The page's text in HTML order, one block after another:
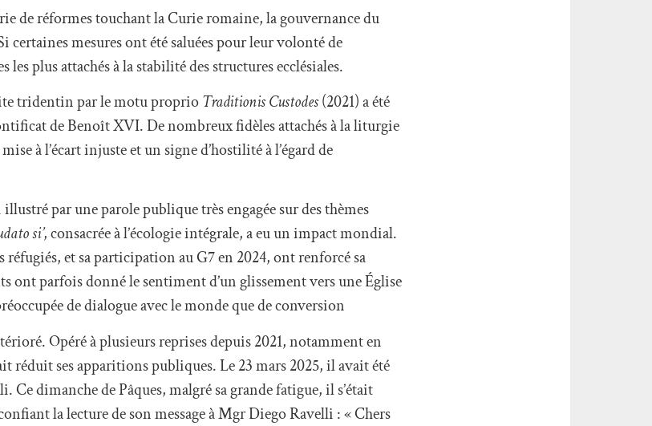
de réformes touchant la Curie romaine, la gouvernance du
certaines mesures ont été saluées pour leur volonté de
les plus attachés à la stabilité des structures ecclésiales.
tridentin par le motu proprioTraditionis Custodes(2021) a été
de Benoît XVI. De nombreux fidèles attachés à la liturgie
à l’écart injuste et un signe d’hostilité à l’égard de
par une parole publique très engagée sur des thèmes
si’, consacrée à l’écologie intégrale, a eu un impact mondial.
et sa participation au G7 en 2024, ont renforcé sa
ont parfois donné le sentiment d’un glissement vers une Église
de dialogue avec le monde que de conversion
Opéré à plusieurs reprises depuis 2021, notamment en
réduit ses apparitions publiques. Le 23 mars 2025, il avait été
dimanche de Pâques, malgré sa grande fatigue, il s’était
la lecture de son message à Mgr Diego Ravelli : « Chers